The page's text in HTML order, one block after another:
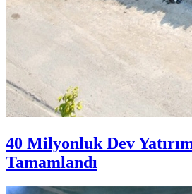
40 Milyonluk Dev
Tamamlandı